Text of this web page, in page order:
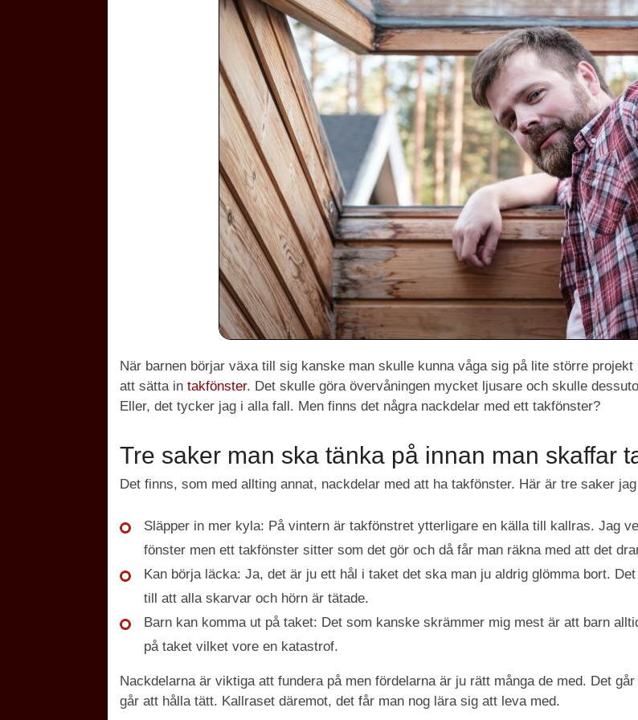
När barnen börjar växa till sig kanske man skulle kunna våga sig på lite större
att sätta intakfönster. Det skulle göra övervåningen mycket ljusare och skulle
Eller, det tycker jag i alla fall. Men finns det några nackdelar med ett takfönster?
Tre saker man ska tänka på innan man skaffar
Det finns, som med allting annat, nackdelar med att ha takfönster. Här är tre saker
Släpper in mer kyla: På vintern är takfönstret ytterligare en källa till kallras. Jag
fönster men ett takfönster sitter som det gör och då får man räkna med att det
Kan börja läcka:Ja, det är ju ett hål i taket det ska man ju aldrig glömma bort.
till att alla skarvar och hörn är tätade.
Barn kan komma ut på taket: Det som kanske skrämmer mig mest är att barn
på taket vilket vore en katastrof.
Nackdelarna är viktiga att fundera på men fördelarna är ju rätt många de med. Det
går att hålla tätt. Kallraset däremot, det får man nog lära sig att leva med.